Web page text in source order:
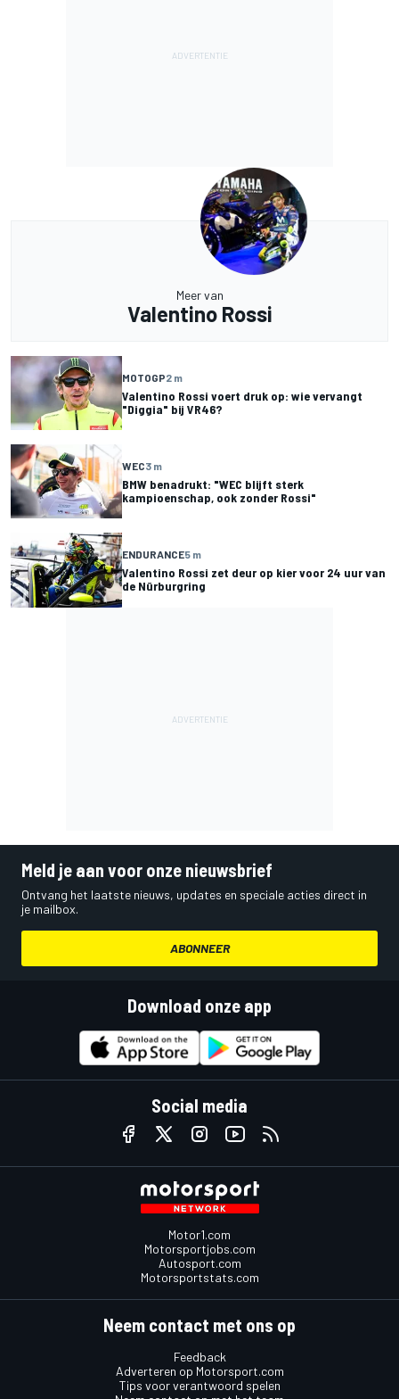
Meer van
Valentino Rossi
MOTOGP2 m
Valentino Rossi voert druk op: wie vervangt
"Diggia" bij VR46?
WEC3 m
BMW benadrukt: "WEC blijft sterk
kampioenschap, ook zonder Rossi"
ENDURANCE5 m
Valentino Rossi zet deur op kier voor 24 uur van
de Nürburgring
Meld je aan voor onze nieuwsbrief
Ontvang het laatste nieuws, updates en speciale acties direct in
je mailbox.
ABONNEER
Download onze app
Social media
Motor1.com
Motorsportjobs.com
Autosport.com
Motorsportstats.com
Neem contact met ons op
Feedback
Adverteren op Motorsport.com
Tips voor verantwoord spelen